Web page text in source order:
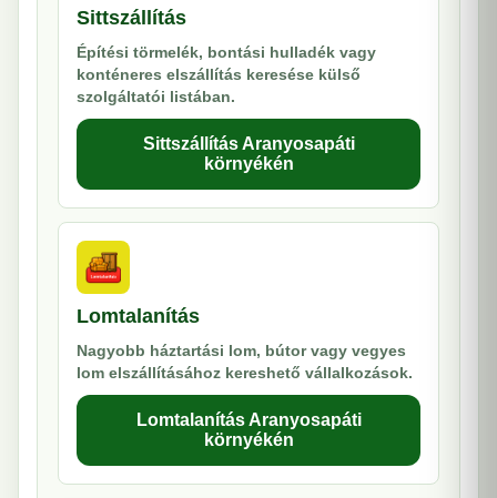
Sittszállítás
Építési törmelék, bontási hulladék vagy
konténeres elszállítás keresése külső
szolgáltatói listában.
Sittszállítás Aranyosapáti
környékén
Lomtalanítás
Nagyobb háztartási lom, bútor vagy vegyes
lom elszállításához kereshető vállalkozások.
Lomtalanítás Aranyosapáti
környékén